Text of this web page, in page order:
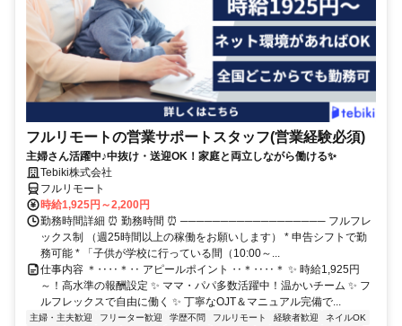
フルリモートの営業サポートスタッフ(営業経験必須)
主婦さん活躍中♪中抜け・送迎OK！家庭と両立しながら働ける✨
Tebiki株式会社
フルリモート
時給1,925円～2,200円
勤務時間詳細 ⏰ 勤務時間 ⏰ ────────────────── フルフレ
ックス制 （週25時間以上の稼働をお願いします） * 申告シフトで勤
務可能 * 「子供が学校に行っている間（10:00～...
仕事内容 ＊‥‥＊‥ アピールポイント ‥＊‥‥＊ ✨ 時給1,925円
～！高水準の報酬設定 ✨ ママ・パパ多数活躍中！温かいチーム ✨ フ
ルフレックスで自由に働く ✨ 丁寧なOJT＆マニュアル完備で...
主婦・主夫歓迎 フリーター歓迎 学歴不問 フルリモート 経験者歓迎
ネイルOK